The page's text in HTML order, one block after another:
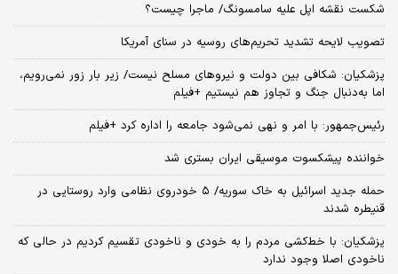
شکست نقشه اپل علیه سامسونگ/ ماجرا چیست؟
تصویب لایحه تشدید تحریم‌های روسیه در سنای آمریکا
پزشکیان: شکافی بین دولت و نیروهای مسلح نیست/ زیر بار زور نمی‌رویم،
اما به‌دنبال جنگ و تجاوز هم نیستیم +فیلم
رئیس‌جمهور: با امر و نهی نمی‌شود جامعه را اداره کرد +فیلم
خواننده پیشکسوت موسیقی ایران بستری شد
حمله جدید اسرائیل به خاک سوریه/ ۵ خودروی نظامی وارد روستایی در
قنیطره شدند
پزشکیان: با خط‌کشی مردم را به خودی و ناخودی تقسیم کردیم در حالی که
ناخودی اصلا وجود ندارد